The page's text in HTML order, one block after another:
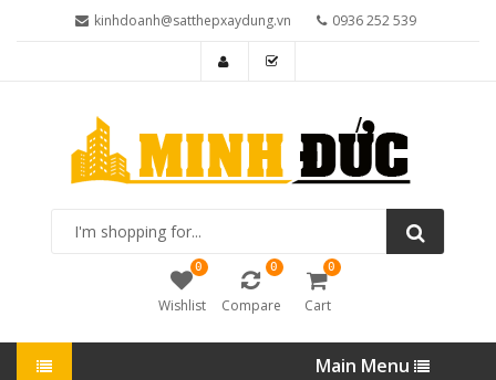
kinhdoanh@satthepxaydung.vn 0936 252 539
shopping
0
Wishlist
0
Compare
0
Cart
Main Menu